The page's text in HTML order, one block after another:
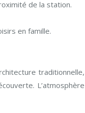
de la station.
en famille.
traditionnelle,
L’atmosphère